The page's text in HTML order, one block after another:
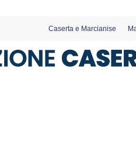
Caserta e Marcianise